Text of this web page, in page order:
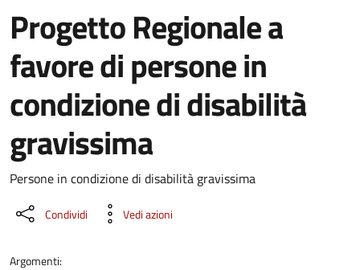
Progetto Regionale a
favore di persone in
condizione di disabilità
gravissima
Dettaglio del documento
Persone in condizione di disabilità gravissima
Condividi Vedi azioni
Argomenti: